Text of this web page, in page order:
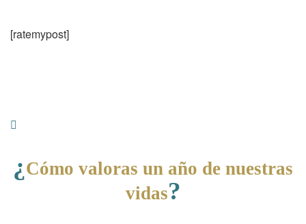
[ratemypost]
¿ Cómo valoras un año de nuestras
vidas?